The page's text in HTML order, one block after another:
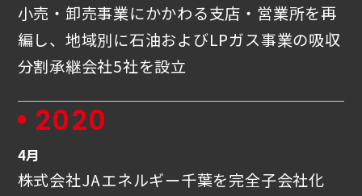
小売・卸売事業にかかわる支店・営業所を再
編し、地域別に石油およびLPガス事業の吸収
分割承継会社5社を設立
2020
4月
株式会社JAエネルギー千葉を完全子会社化